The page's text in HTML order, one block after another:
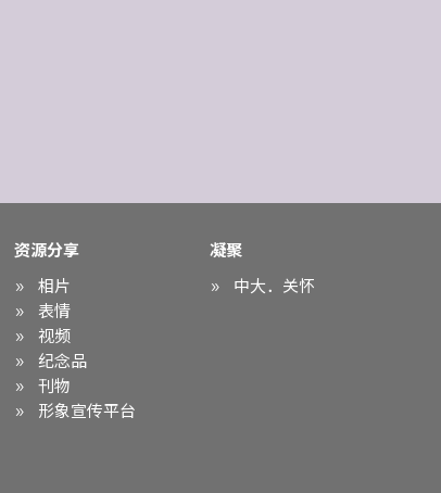
资源分享
相片
表情
视频
纪念品
刊物
形象宣传平台
凝聚
中大．关怀